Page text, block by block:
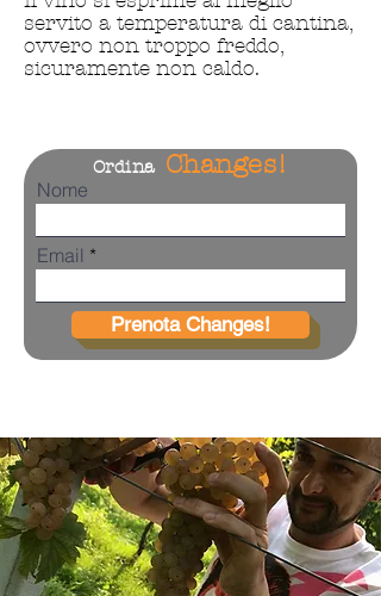
servito a temperatura di cantina,
ovvero non troppo freddo,
sicuramente non caldo.
Ordina Changes!
Nome
Email
Prenota Changes!